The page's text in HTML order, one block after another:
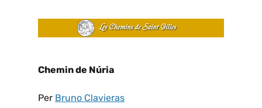
Chemin de Núria
Per Bruno Clavieras